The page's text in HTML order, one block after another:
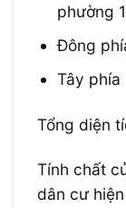
phường
Đông
Tây phía
Tổng diện
Tính chất
dân cư